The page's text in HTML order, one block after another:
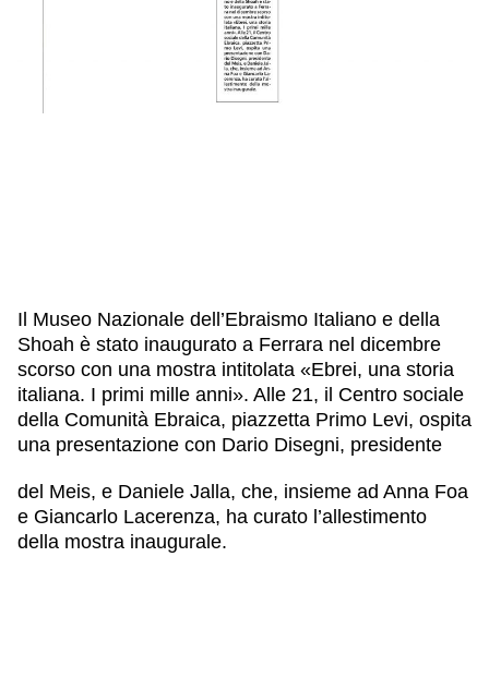
GIOVANI, ADULTI
CAPIRE L’EBRAISMO
Il Museo Nazionale dell’Ebraismo Italiano e della
Shoah è stato inaugurato a Ferrara nel dicembre
scorso con una mostra intitolata «Ebrei, una storia
italiana. I primi mille anni». Alle 21, il Centro sociale
della Comunità Ebraica, piazzetta Primo Levi, ospita
una presentazione con Dario Disegni, presidente
del Meis, e Daniele Jalla, che, insieme ad Anna Foa
e Giancarlo Lacerenza, ha curato l’allestimento
della mostra inaugurale.